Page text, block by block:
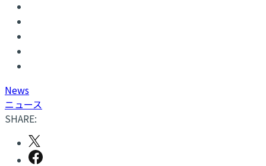
News
ニュース
SHARE: